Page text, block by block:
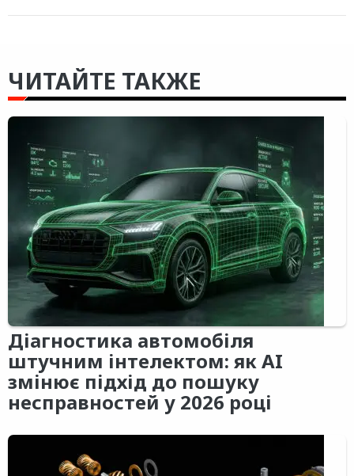
ЧИТАЙТЕ ТАКЖЕ
Діагностика автомобіля
штучним інтелектом: як AI
змінює підхід до пошуку
несправностей у 2026 році